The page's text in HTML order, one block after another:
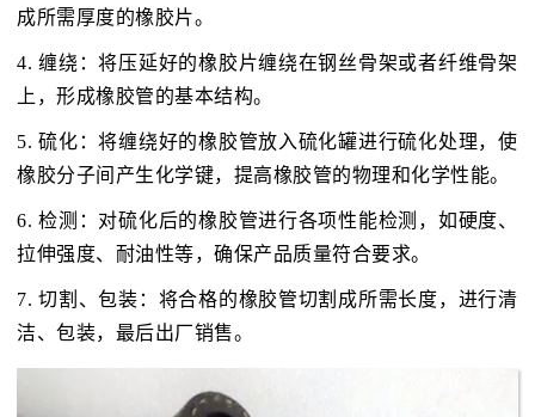
成所需厚度的橡胶片。
4. 缠绕：将压延好的橡胶片缠绕在钢丝骨架或者纤维骨架
上，形成橡胶管的基本结构。
5. 硫化：将缠绕好的橡胶管放入硫化罐进行硫化处理，使
橡胶分子间产生化学键，提高橡胶管的物理和化学性能。
6. 检测：对硫化后的橡胶管进行各项性能检测，如硬度、
拉伸强度、耐油性等，确保产品质量符合要求。
7. 切割、包装：将合格的橡胶管切割成所需长度，进行清
洁、包装，最后出厂销售。